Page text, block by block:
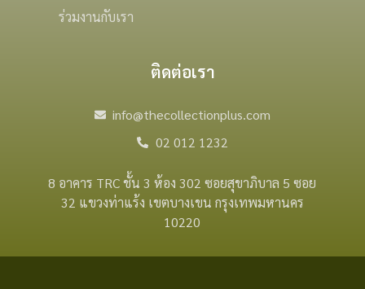
ร่วมงานกับเรา
ติดต่อเรา
info@thecollectionplus.com
02 012 1232
8 อาคาร TRC ชั้น 3 ห้อง 302 ซอยสุขาภิบาล 5 ซอย
32 แขวงท่าแร้ง เขตบางเขน กรุงเทพมหานคร
10220